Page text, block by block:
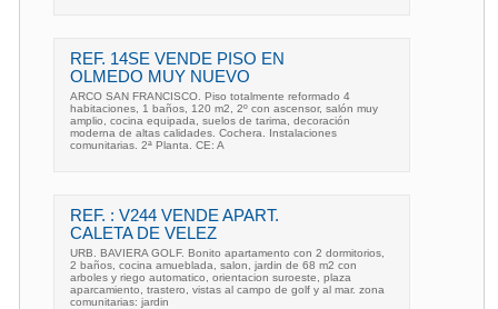
REF. 14SE VENDE PISO EN
OLMEDO MUY NUEVO
ARCO SAN FRANCISCO. Piso totalmente reformado 4
habitaciones, 1 baños, 120 m2, 2º con ascensor, salón muy
amplio, cocina equipada, suelos de tarima, decoración
moderna de altas calidades. Cochera. Instalaciones
comunitarias. 2ª Planta. CE: A
REF. : V244 VENDE APART.
CALETA DE VELEZ
URB. BAVIERA GOLF. Bonito apartamento con 2 dormitorios,
2 baños, cocina amueblada, salon, jardin de 68 m2 con
arboles y riego automatico, orientacion suroeste, plaza
aparcamiento, trastero, vistas al campo de golf y al mar. zona
comunitarias: jardin